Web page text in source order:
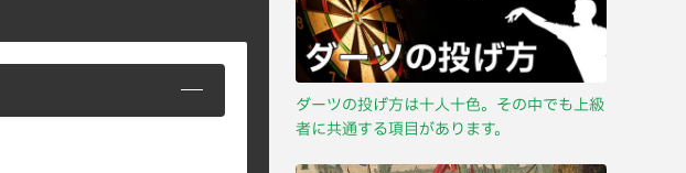
ダーツの投げ方は十人十色。その中でも上級
者に共通する項目があります。